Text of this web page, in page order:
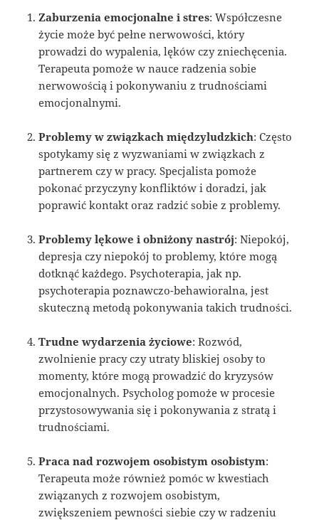
Zaburzenia emocjonalne i stres: Współczesne
życie może być pełne nerwowości, który
prowadzi do wypalenia, lęków czy zniechęcenia.
Terapeuta pomoże w nauce radzenia sobie
nerwowością i pokonywaniu z trudnościami
emocjonalnymi.
Problemy w związkach międzyludzkich: Często
spotykamy się z wyzwaniami w związkach z
partnerem czy w pracy. Specjalista pomoże
pokonać przyczyny konfliktów i doradzi, jak
poprawić kontakt oraz radzić sobie z problemy.
Problemy lękowe i obniżony nastrój: Niepokój,
depresja czy niepokój to problemy, które mogą
dotknąć każdego. Psychoterapia, jak np.
psychoterapia poznawczo-behawioralna, jest
skuteczną metodą pokonywania takich trudności.
Trudne wydarzenia życiowe: Rozwód,
zwolnienie pracy czy utraty bliskiej osoby to
momenty, które mogą prowadzić do kryzysów
emocjonalnych. Psycholog pomoże w procesie
przystosowywania się i pokonywania z stratą i
trudnościami.
Praca nad rozwojem osobistym osobistym:
Terapeuta może również pomóc w kwestiach
związanych z rozwojem osobistym,
zwiększeniem pewności siebie czy w radzeniu